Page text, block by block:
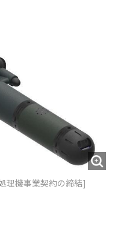
理機事業契約の締結]